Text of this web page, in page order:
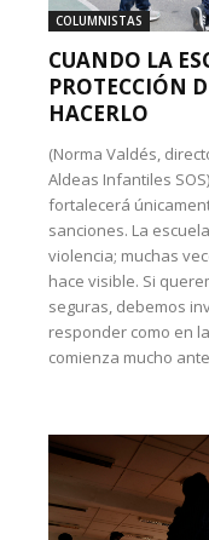
COLUMNISTAS
CUANDO LA
PROTECCIÓN
HACERLO
(Norma Valdés,
Aldeas Infantiles
fortalecerá
sanciones. La
violencia; muchas
hace visible. Si
seguras, debemos
responder como en
comienza mucho